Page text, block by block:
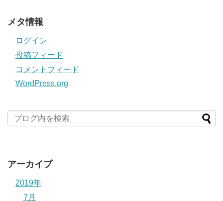
メタ情報
ログイン
投稿フィード
コメントフィード
WordPress.org
アーカイブ
2019年
7月